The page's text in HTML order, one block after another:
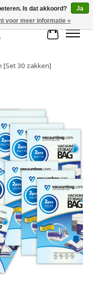
[Set 30 zakken]
Items
Is dat akkoord?
Ja
voor meer informatie »